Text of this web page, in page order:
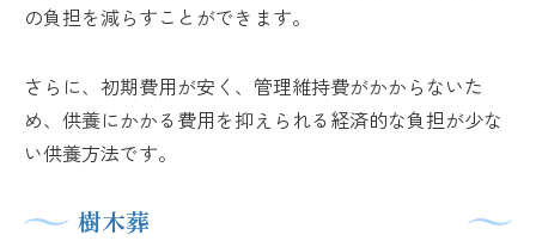
の負担を減らすことができます。
さらに、初期費用が安く、管理維持費がかからないた
め、供養にかかる費用を抑えられる経済的な負担が少な
い供養方法です。
樹木葬